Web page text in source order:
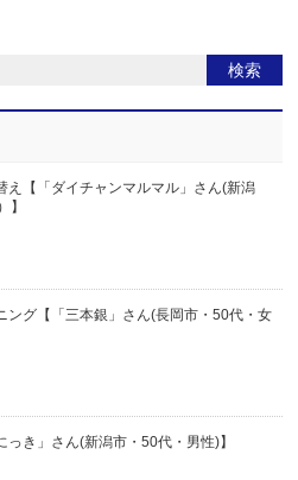
え【「ダイチャンマルマル」さん(新潟
】
ング【「三本銀」さん(長岡市・50代・女
っき」さん(新潟市・50代・男性)】